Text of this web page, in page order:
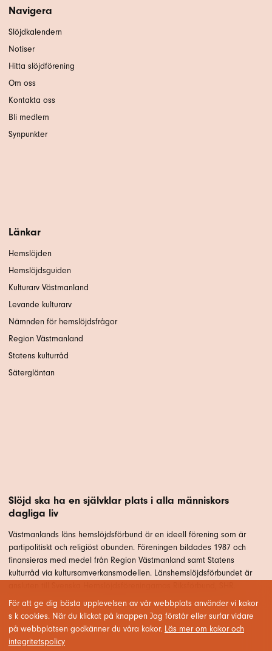
Navigera
Slöjdkalendern
Notiser
Hitta slöjdförening
Om oss
Kontakta oss
Bli medlem
Synpunkter
Länkar
Hemslöjden
Hemslöjdsguiden
Kulturarv Västmanland
Levande kulturarv
Nämnden för hemslöjdsfrågor
Region Västmanland
Statens kulturråd
Sätergläntan
Slöjd ska ha en självklar plats i alla människors
dagliga liv
Västmanlands läns hemslöjdsförbund är en ideell förening som är
partipolitiskt och religiöst obunden. Föreningen bildades 1987 och
finansieras med medel från Region Västmanland samt Statens
kulturråd via kultursamverkansmodellen. Länshemslöjdsförbundet är
För att ge dig bästa upplevelsen av vår webbplats använder vi kakor
s k cookies. När du klickat på knappen Jag förstår eller surfar vidare
på webbplatsen godkänner du våra kakor. Läs mer om kakor och
integritetspolicy